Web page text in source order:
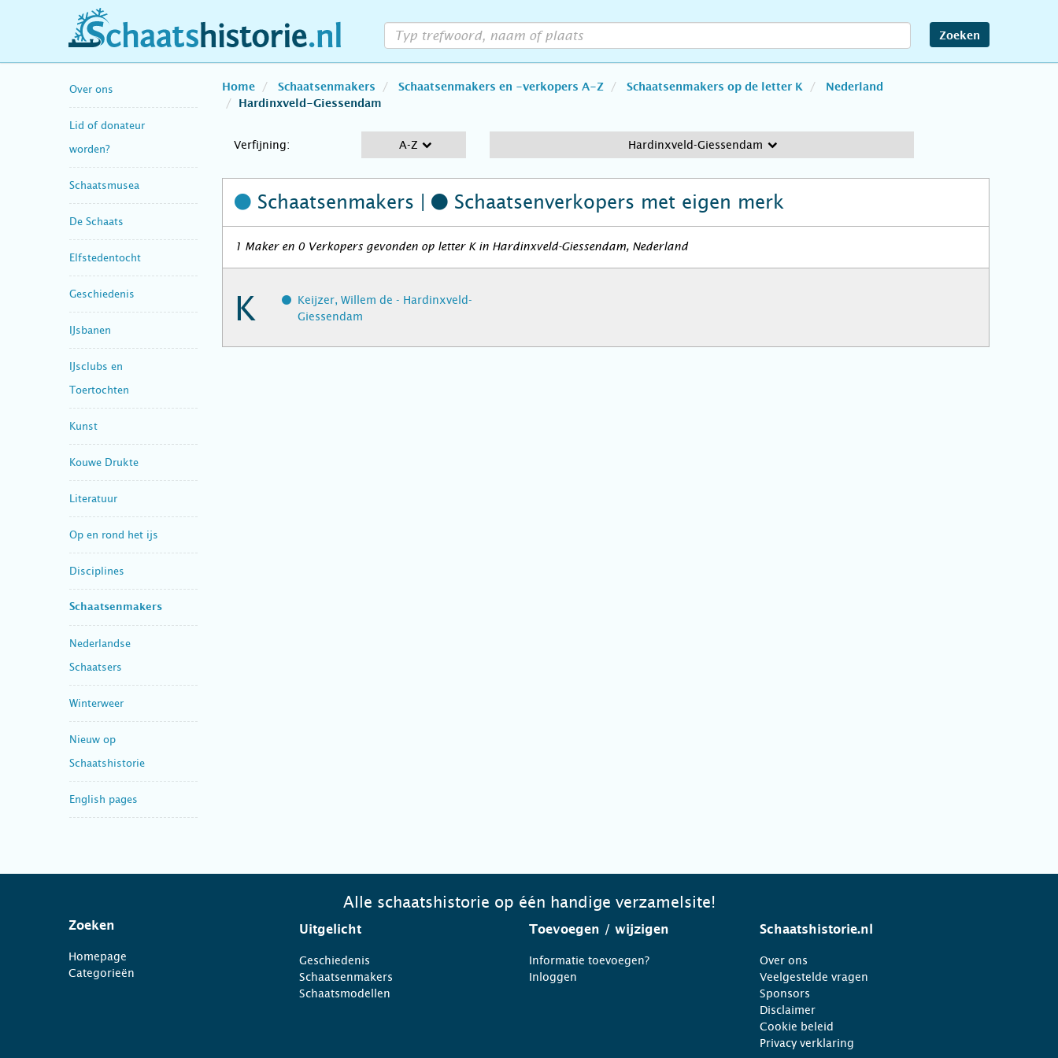
schaatshistorie.nl Zoeken
Over ons
Lid of donateur
worden?
Schaatsmusea
De Schaats
Elfstedentocht
Geschiedenis
IJsbanen
IJsclubs en
Toertochten
Kunst
Kouwe Drukte
Literatuur
Op en rond het ijs
Disciplines
Schaatsenmakers
Nederlandse
Schaatsers
Winterweer
Nieuw op
Schaatshistorie
English pages
Home Schaatsenmakers Schaatsenmakers en -verkopers A-Z Schaatsenmakers op de letter K
Nederland
Hardinxveld-Giessendam
Verfijning: A-Z Hardinxveld-Giessendam
Schaatsenmakers | Schaatsenverkopers met eigen merk
1 Maker en 0 Verkopers gevonden op letter K in Hardinxveld-Giessendam, Nederland
K
Keijzer, Willem de - Hardinxveld-
Giessendam
Alle schaatshistorie op één handige verzamelsite!
Zoeken
Homepage
Categorieën
Uitgelicht
Geschiedenis
Schaatsenmakers
Schaatsmodellen
Toevoegen / wijzigen
Informatie toevoegen?
Inloggen
Schaatshistorie.nl
Over ons
Veelgestelde vragen
Sponsors
Disclaimer
Cookie beleid
Privacy verklaring